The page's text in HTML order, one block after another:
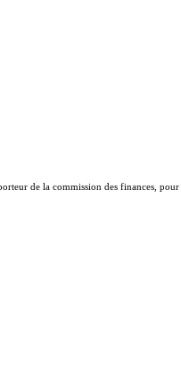
de la commission des finances,